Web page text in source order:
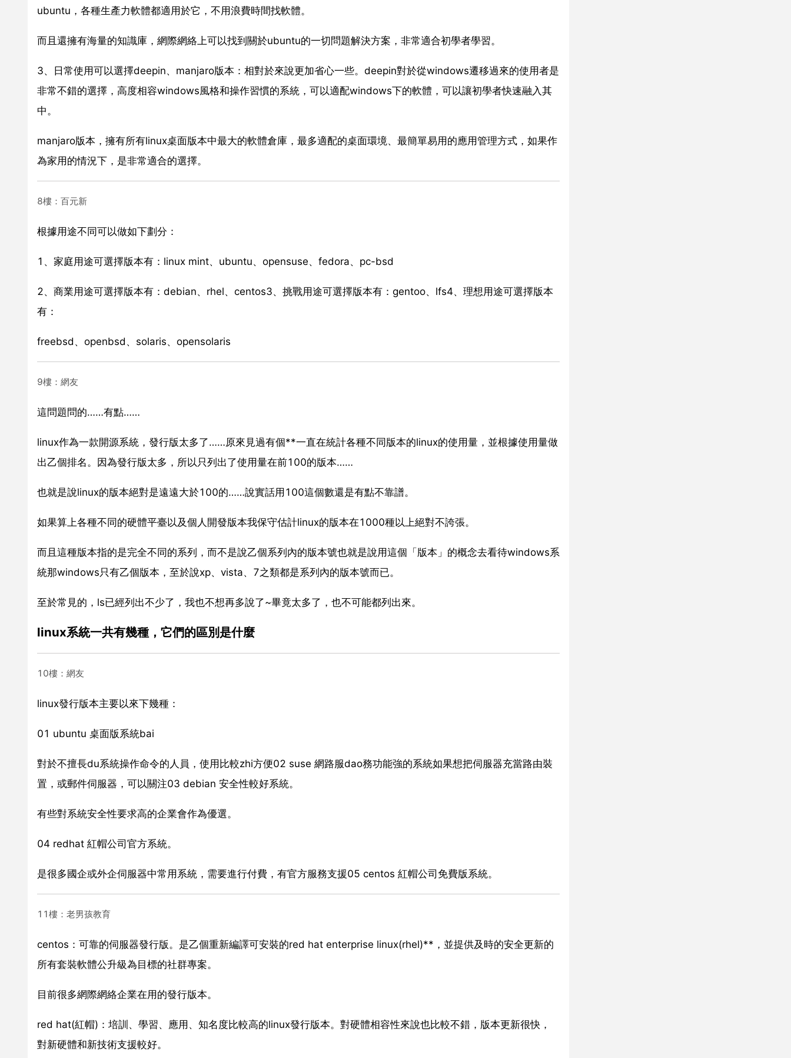
ubuntu，各種生產力軟體都適用於它，不用浪費時間找軟體。
而且還擁有海量的知識庫，網際網絡上可以找到關於ubuntu的一切問題解決方案，非常適合初學者學習。
3、日常使用可以選擇deepin、manjaro版本：相對於來說更加省心一些。deepin對於從windows遷移過來的使用者是
非常不錯的選擇，高度相容windows風格和操作習慣的系統，可以適配windows下的軟體，可以讓初學者快速融入其
中。
manjaro版本，擁有所有linux桌面版本中最大的軟體倉庫，最多適配的桌面環境、最簡單易用的應用管理方式，如果作
為家用的情況下，是非常適合的選擇。
8樓：百元新
根據用途不同可以做如下劃分：
1、家庭用途可選擇版本有：linux mint、ubuntu、opensuse、fedora、pc-bsd
2、商業用途可選擇版本有：debian、rhel、centos3、挑戰用途可選擇版本有：gentoo、lfs4、理想用途可選擇版本
有：
freebsd、openbsd、solaris、opensolaris
9樓：網友
這問題問的……有點……
linux作為一款開源系統，發行版太多了……原來見過有個**一直在統計各種不同版本的linux的使用量，並根據使用量做
出乙個排名。因為發行版太多，所以只列出了使用量在前100的版本……
也就是說linux的版本絕對是遠遠大於100的……說實話用100這個數還是有點不靠譜。
如果算上各種不同的硬體平臺以及個人開發版本我保守估計linux的版本在1000種以上絕對不誇張。
而且這種版本指的是完全不同的系列，而不是說乙個系列內的版本號也就是說用這個「版本」的概念去看待windows系
統那windows只有乙個版本，至於說xp、vista、7之類都是系列內的版本號而已。
至於常見的，ls已經列出不少了，我也不想再多說了~畢竟太多了，也不可能都列出來。
linux系統一共有幾種，它們的區別是什麼
10樓：網友
linux發行版本主要以來下幾種：
01 ubuntu 桌面版系統bai
對於不擅長du系統操作命令的人員，使用比較zhi方便02 suse 網路服dao務功能強的系統如果想把伺服器充當路由裝
置，或郵件伺服器，可以關注03 debian 安全性較好系統。
有些對系統安全性要求高的企業會作為優選。
04 redhat 紅帽公司官方系統。
是很多國企或外企伺服器中常用系統，需要進行付費，有官方服務支援05 centos 紅帽公司免費版系統。
11樓：老男孩教育
centos：可靠的伺服器發行版。是乙個重新編譯可安裝的red hat enterprise linux(rhel)**，並提供及時的安全更新的
所有套裝軟體公升級為目標的社群專案。
目前很多網際網絡企業在用的發行版本。
red hat(紅帽)：培訓、學習、應用、知名度比較高的linux發行版本。對硬體相容性來說也比較不錯，版本更新很快，
對新硬體和新技術支援較好。